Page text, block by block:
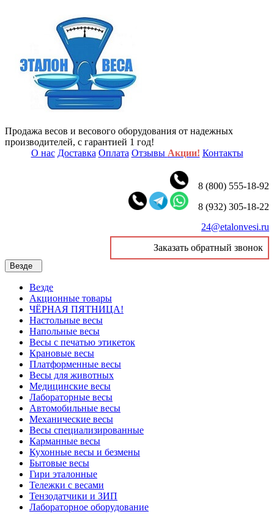
Продажа весов и весового оборудования от надежных
производителей, с гарантией 1 год!
О нас Доставка Оплата Отзывы Акции! Контакты
8 (800) 555-18-92
8 (932) 305-18-22
24@etalonvesi.ru
Заказать обратный звонок
Везде
Везде
Акционные товары
ЧЁРНАЯ ПЯТНИЦА!
Настольные весы
Напольные весы
Весы с печатью этикеток
Крановые весы
Платформенные весы
Весы для животных
Медицинские весы
Лабораторные весы
Автомобильные весы
Механические весы
Весы специализированные
Карманные весы
Кухонные весы и безмены
Бытовые весы
Гири эталонные
Тележки с весами
Тензодатчики и ЗИП
Лабораторное оборудование